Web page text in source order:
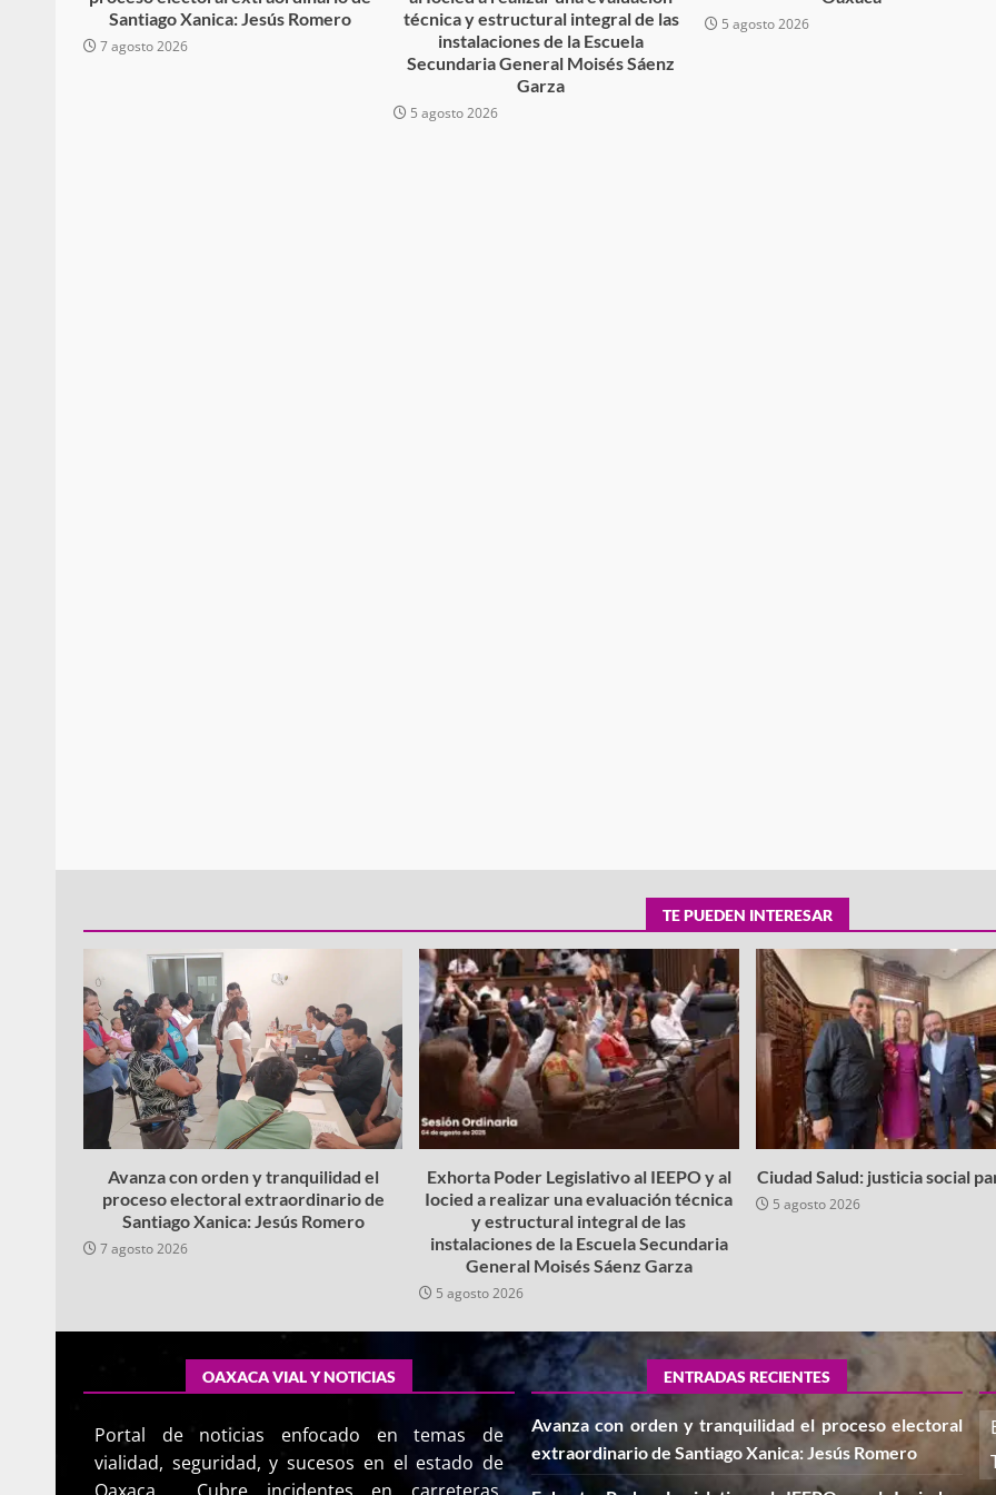
Santiago Xanica: Jesús Romero
7 agosto 2026
técnica y estructural integral de las
instalaciones de la Escuela
Secundaria General Moisés Sáenz
Garza
5 agosto 2026
5 agosto 2026
búsqueda de persona desaparecida
17 septiembre 2025
organizada y contrabando
admin
TE PUEDEN INTERESAR
Avanza con orden y tranquilidad el
proceso electoral extraordinario de
Santiago Xanica: Jesús Romero
7 agosto 2026
Exhorta Poder Legislativo al IEEPO y al
Iocied a realizar una evaluación técnica
y estructural integral de las
instalaciones de la Escuela Secundaria
General Moisés Sáenz Garza
5 agosto 2026
Ciudad Salud: justicia social
5 agosto 2026
OAXACA VIAL Y NOTICIAS
Portal de noticias enfocado en temas de
vialidad, seguridad, y sucesos en el estado de
ENTRADAS RECIENTES
Avanza con orden y tranquilidad el proceso electoral
extraordinario de Santiago Xanica: Jesús Romero